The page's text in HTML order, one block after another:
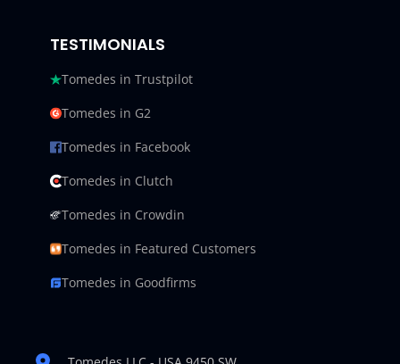
TESTIMONIALS
Tomedes in Trustpilot
Tomedes in G2
Tomedes in Facebook
Tomedes in Clutch
Tomedes in Crowdin
Tomedes in Featured Customers
Tomedes in Goodfirms